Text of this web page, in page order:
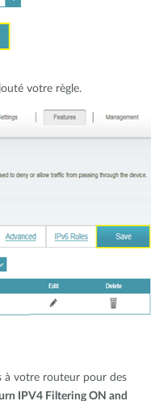
votre règle.
à votre routeur pour des
IPV4 Filtering ON and